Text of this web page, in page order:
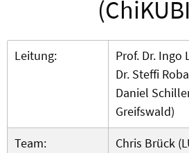
Leitung:
Prof. Dr. Ingo
Dr. Steffi
Daniel
Greifswald)
Team:
Chris Brück